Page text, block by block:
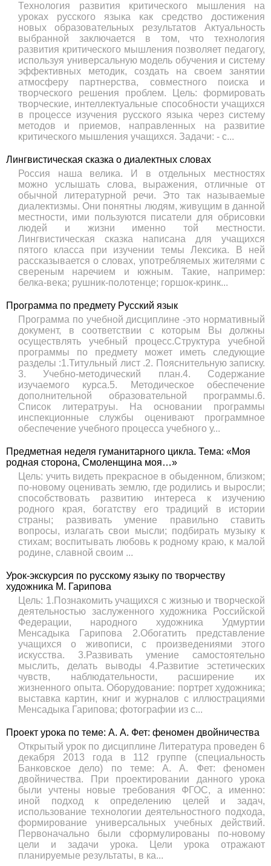
Технология развития критического мышления на
уроках русского языка как средство достижения
новых образовательных результатов Актуальность
выбранной заключается в том, что технология
развития критического мышления позволяет педагогу,
используя универсальную модель обучения и систему
эффективных методик, создать на своем занятии
атмосферу партнерства, совместного поиска и
творческого решения проблем. Цель: формировать
творческие, интеллектуальные способности учащихся
в процессе изучения русского языка через систему
методов и приемов, направленных на развитие
критического мышления учащихся. Задачи: - с...
Лингвистическая сказка о диалектных словах
Россия наша велика. И в отдельных местностях
можно услышать слова, выражения, отличные от
обычной литературной речи. Это так называемые
диалектизмы. Они понятны людям, живущим в данной
местности, ими пользуются писатели для обрисовки
людей и жизни именно той местности.
Лингвистическая сказка написана для учащихся
пятого класса при изучении темы Лексика. В ней
рассказывается о словах, употребляемых жителями с
свереным наречием и южным. Такие, например:
белка-века; рушник-полотенце; горшок-кринк...
Программа по предмету Русский язык
Программа по учебной дисциплине -это нормативный
документ, в соответствии с которым Вы должны
осуществлять учебный процесс.Структура учебной
программы по предмету может иметь следующие
разделы :1.Титульный лист .2. Пояснительную записку.
3. Учебно-методический план.4. Содержание
изучаемого курса.5. Методическое обеспечение
дополнительной образовательной программы.6.
Список литератруы. На основании программы
инспекционные службы оценивают программное
обеспечение учебного процесса учебного у...
Предметная неделя гуманитарного цикла. Тема: «Моя
родная сторона, Смоленщина моя…»
Цель: учить видеть прекрасное в обыденном, близком;
по-новому оценивать землю, где родились и выросли;
способствовать развитию интереса к изучению
родного края, богатству его традиций в истории
страны; развивать умение правильно ставить
вопросы, излагать свои мысли; подбирать музыку к
стихам; воспитывать любовь к родному краю, к малой
родине, славной своим ...
Урок-экскурсия по русскому языку по творчеству
художника М. Гарипова
Цель: 1.Познакомить учащихся с жизнью и творческой
деятельностью заслуженного художника Российской
Федерации, народного художника Удмуртии
Менсадыка Гарипова 2.Обогатить представление
учащихся о живописи, с произведениями этого
искусства. 3.Развивать умение самостоятельно
мыслить, делать выводы 4.Развитие эстетических
чувств, наблюдательности, расширение их
жизненного опыта. Оборудование: портрет художника;
выставка картин, книг и журналов с иллюстрациями
Менсадыка Гарипова; фотографии из с...
Проект урока по теме: А. А. Фет: феномен двойничества
Открытый урок по дисциплине Литература проведен 6
декабря 2013 года в 112 группе (специальность
Банковское дело) по теме: А. А. Фет: феномен
двойничества. При проектировании данного урока
были учтены новые требования ФГОС, а именно:
иной подход к определению целей и задач,
использование технологии деятельностного подхода,
формирование универсальных учебных действий.
Первоначально были сформулированы по-новому
цели и задачи урока. Цели урока отражают
планируемые результаты, в ка...